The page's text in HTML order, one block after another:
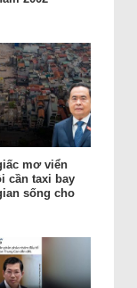
mơ viển
cần taxi bay
sống cho